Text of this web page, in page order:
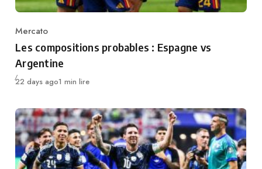
Category
Mercato
Les compositions probables : Espagne vs
Argentine
Publié
22 days ago1 min lire